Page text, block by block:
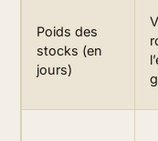
Poids des
stocks (en
jours)